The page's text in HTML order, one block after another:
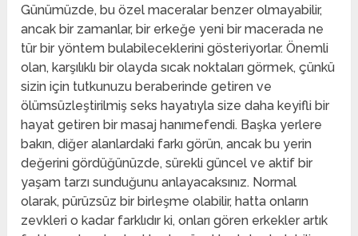
Günümüzde, bu özel maceralar benzer olmayabilir,
ancak bir zamanlar, bir erkeğe yeni bir macerada ne
tür bir yöntem bulabileceklerini gösteriyorlar. Önemli
olan, karşılıklı bir olayda sıcak noktaları görmek, çünkü
sizin için tutkunuzu beraberinde getiren ve
ölümsüzleştirilmiş seks hayatıyla size daha keyifli bir
hayat getiren bir masaj hanımefendi. Başka yerlere
bakın, diğer alanlardaki farkı görün, ancak bu yerin
değerini gördüğünüzde, sürekli güncel ve aktif bir
yaşam tarzı sunduğunu anlayacaksınız. Normal
olarak, pürüzsüz bir birleşme olabilir, hatta onların
zevkleri o kadar farklıdır ki, onları gören erkekler artık